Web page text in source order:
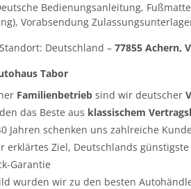
Bedienungsanleitung,
Vorabsendung
Deutschland – 77855 Achern,
Tabor
Familienbetrieb sind wir deutscher
das Beste aus klassischem
Jahren schenken uns zahlreiche
erklärtes Ziel, Deutschlands
Garantie
wurden wir zu den besten